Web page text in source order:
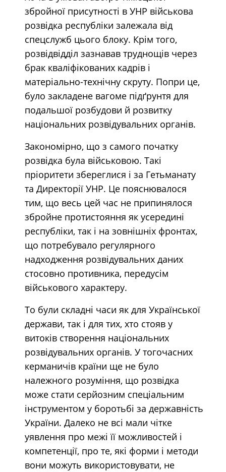
збройної присутності в УНР військова
розвідка республіки залежала від
спецслужб цього блоку. Крім того,
розвідвідділ зазнавав труднощів через
брак кваліфікованих кадрів і
матеріально-технічну скруту. Попри це,
було закладене вагоме підґрунтя для
подальшої розбудови й розвитку
національних розвідувальних органів.
Закономірно, що з самого початку
розвідка була військовою. Такі
пріоритети збереглися і за Гетьманату
та Директорії УНР. Це пояснювалося
тим, що весь цей час не припинялося
збройне протистояння як усередині
республіки, так і на зовнішніх фронтах,
що потребувало регулярного
надходження розвідувальних даних
стосовно противника, передусім
військового характеру.
То були складні часи як для Української
держави, так і для тих, хто стояв у
витоків створення національних
розвідувальних органів. У тогочасних
керманичів країни ще не було
належного розуміння, що розвідка
може стати серйозним спеціальним
інструментом у боротьбі за державність
України. Далеко не всі мали чітке
уявлення про межі її можливостей і
компетенції, про те, які форми і методи
вони можуть використовувати, не